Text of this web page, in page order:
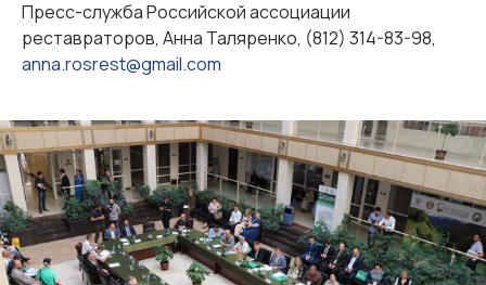
Пресс-служба Российской ассоциации
реставраторов, Анна Таляренко, (812) 314-83-98,
anna.rosrest@gmail.com